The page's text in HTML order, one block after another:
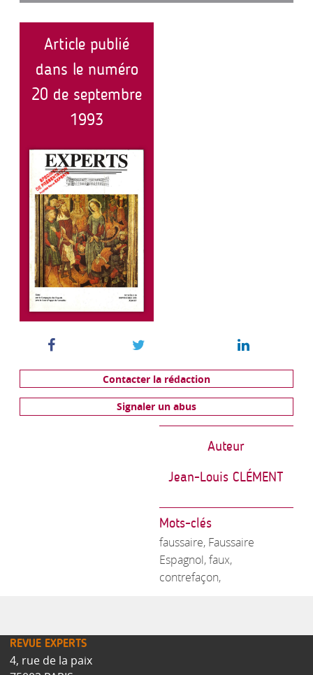
Article publié
dans le numéro
20 de septembre
1993
Contacter la rédaction
Signaler un abus
Auteur
Jean-Louis CLÉMENT
Mots-clés
faussaire, Faussaire
Espagnol, faux,
contrefaçon,
REVUE EXPERTS
4, rue de la paix